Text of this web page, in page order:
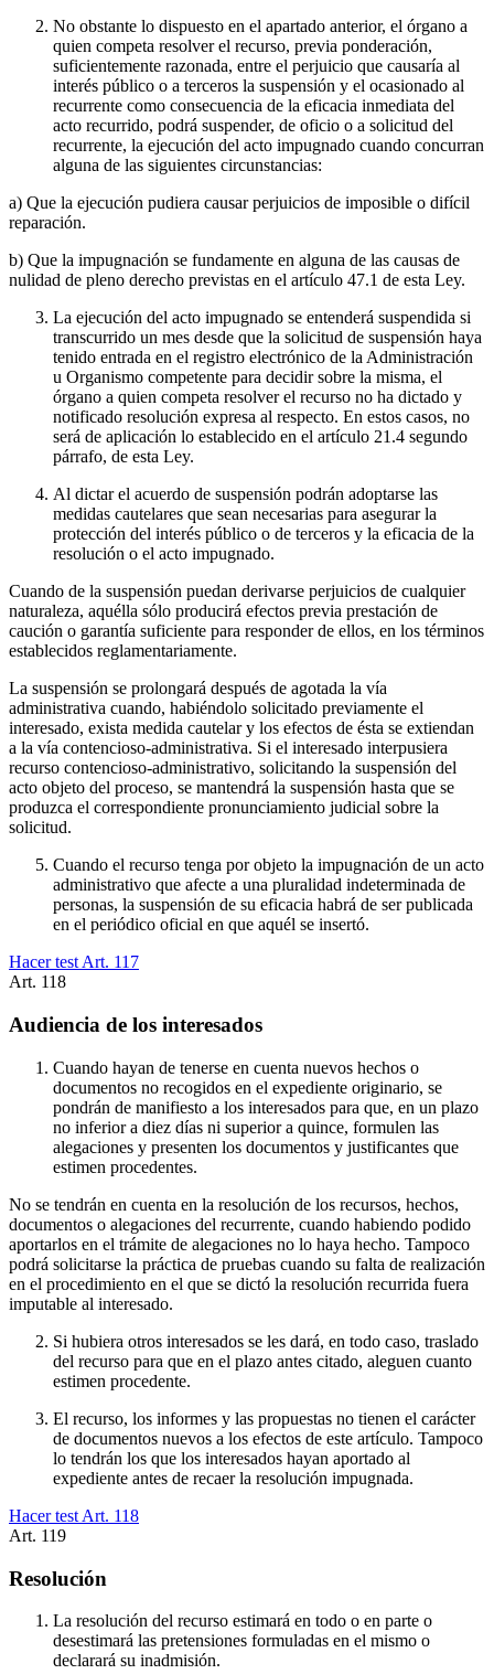
No obstante lo dispuesto en el apartado anterior, el órgano a
quien competa resolver el recurso, previa ponderación,
suficientemente razonada, entre el perjuicio que causaría al
interés público o a terceros la suspensión y el ocasionado al
recurrente como consecuencia de la eficacia inmediata del
acto recurrido, podrá suspender, de oficio o a solicitud del
recurrente, la ejecución del acto impugnado cuando concurran
alguna de las siguientes circunstancias:
a) Que la ejecución pudiera causar perjuicios de imposible o difícil
reparación.
b) Que la impugnación se fundamente en alguna de las causas de
nulidad de pleno derecho previstas en el artículo 47.1 de esta Ley.
La ejecución del acto impugnado se entenderá suspendida si
transcurrido un mes desde que la solicitud de suspensión haya
tenido entrada en el registro electrónico de la Administración
u Organismo competente para decidir sobre la misma, el
órgano a quien competa resolver el recurso no ha dictado y
notificado resolución expresa al respecto. En estos casos, no
será de aplicación lo establecido en el artículo 21.4 segundo
párrafo, de esta Ley.
Al dictar el acuerdo de suspensión podrán adoptarse las
medidas cautelares que sean necesarias para asegurar la
protección del interés público o de terceros y la eficacia de la
resolución o el acto impugnado.
Cuando de la suspensión puedan derivarse perjuicios de cualquier
naturaleza, aquélla sólo producirá efectos previa prestación de
caución o garantía suficiente para responder de ellos, en los términos
establecidos reglamentariamente.
La suspensión se prolongará después de agotada la vía
administrativa cuando, habiéndolo solicitado previamente el
interesado, exista medida cautelar y los efectos de ésta se extiendan
a la vía contencioso-administrativa. Si el interesado interpusiera
recurso contencioso-administrativo, solicitando la suspensión del
acto objeto del proceso, se mantendrá la suspensión hasta que se
produzca el correspondiente pronunciamiento judicial sobre la
solicitud.
Cuando el recurso tenga por objeto la impugnación de un acto
administrativo que afecte a una pluralidad indeterminada de
personas, la suspensión de su eficacia habrá de ser publicada
en el periódico oficial en que aquél se insertó.
Hacer test Art. 117
Art. 118
Audiencia de los interesados
Cuando hayan de tenerse en cuenta nuevos hechos o
documentos no recogidos en el expediente originario, se
pondrán de manifiesto a los interesados para que, en un plazo
no inferior a diez días ni superior a quince, formulen las
alegaciones y presenten los documentos y justificantes que
estimen procedentes.
No se tendrán en cuenta en la resolución de los recursos, hechos,
documentos o alegaciones del recurrente, cuando habiendo podido
aportarlos en el trámite de alegaciones no lo haya hecho. Tampoco
podrá solicitarse la práctica de pruebas cuando su falta de realización
en el procedimiento en el que se dictó la resolución recurrida fuera
imputable al interesado.
Si hubiera otros interesados se les dará, en todo caso, traslado
del recurso para que en el plazo antes citado, aleguen cuanto
estimen procedente.
El recurso, los informes y las propuestas no tienen el carácter
de documentos nuevos a los efectos de este artículo. Tampoco
lo tendrán los que los interesados hayan aportado al
expediente antes de recaer la resolución impugnada.
Hacer test Art. 118
Art. 119
Resolución
La resolución del recurso estimará en todo o en parte o
desestimará las pretensiones formuladas en el mismo o
declarará su inadmisión.